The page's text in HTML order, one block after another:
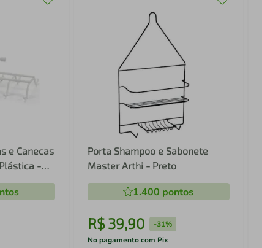
e Canecas
-
Porta Shampoo e Sabonete
Master Arthi - Preto
1.400 pontos
R$ 39,90 -31%
No pagamento com Pix